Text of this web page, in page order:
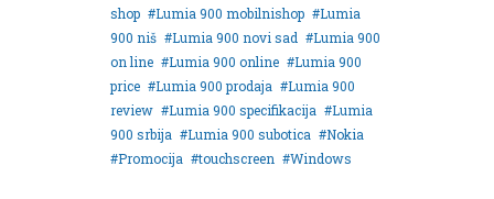
shop
Lumia 900 mobilnishop
Lumia
900 niš
Lumia 900 novi sad
Lumia 900
on line
Lumia 900 online
Lumia 900
price
Lumia 900 prodaja
Lumia 900
review
Lumia 900 specifikacija
Lumia
900 srbija
Lumia 900 subotica
Nokia
Promocija
touchscreen Windows